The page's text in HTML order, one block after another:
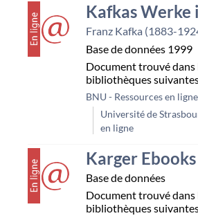
Kafkas Werke
Franz Kafka (1883-
Base de données 1999
Document trouvé dans
bibliothèques
BNU - Ressources en ligne
Université de
en ligne
Karger Ebooks
Base de données
Document trouvé dans
bibliothèques